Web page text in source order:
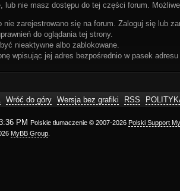
lub nie masz dostępu do tej części forum.
nie zarejestrowano się na forum. Zaloguj się lub
do oglądania tej strony.
nieaktywne albo zablokowane.
wpisując jej adres bezpośrednio w pasek
Wróć do góry Wersja bez grafiki RSS
PM Polskie tłumaczenie © 2007-2026 Polski Support
MyBB Group